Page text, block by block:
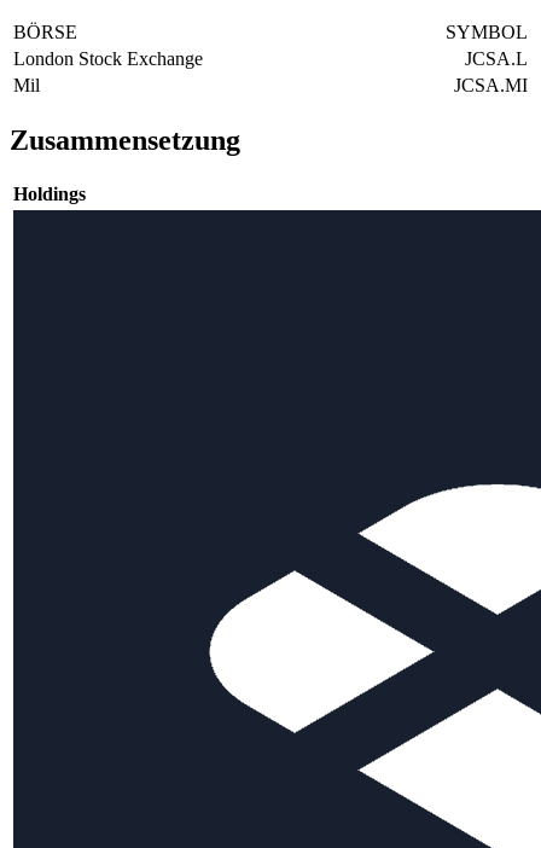
BÖRSE
SYMBOL
London Stock Exchange
JCSA.L
Mil
JCSA.MI
Zusammensetzung
Holdings